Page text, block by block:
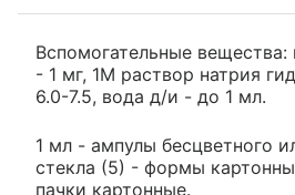
Вспомогательные вещества:
- 1 мг, 1M раствор натрия
6.0-7.5, вода д/и - до 1 мл.
1 мл - ампулы бесцветного
стекла (5) - формы
пачки картонные.